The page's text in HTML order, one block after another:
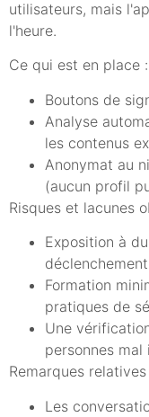
utilisateurs, mais
l'heure.
Ce qui est en place :
Boutons de
Analyse
les contenus
Anonymat au
(aucun profil
Risques et lacunes
Exposition à
Formation
pratiques de
Une
personnes
Remarques
Les